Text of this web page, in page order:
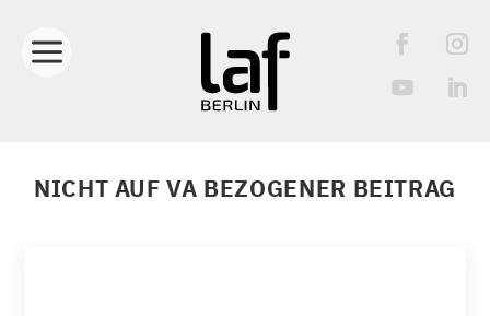
NICHT AUF VA BEZOGENER BEITRAG